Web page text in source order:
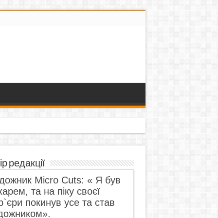
редакції
Micro Cuts: « Я був
та на піку своєї
покинув усе та став